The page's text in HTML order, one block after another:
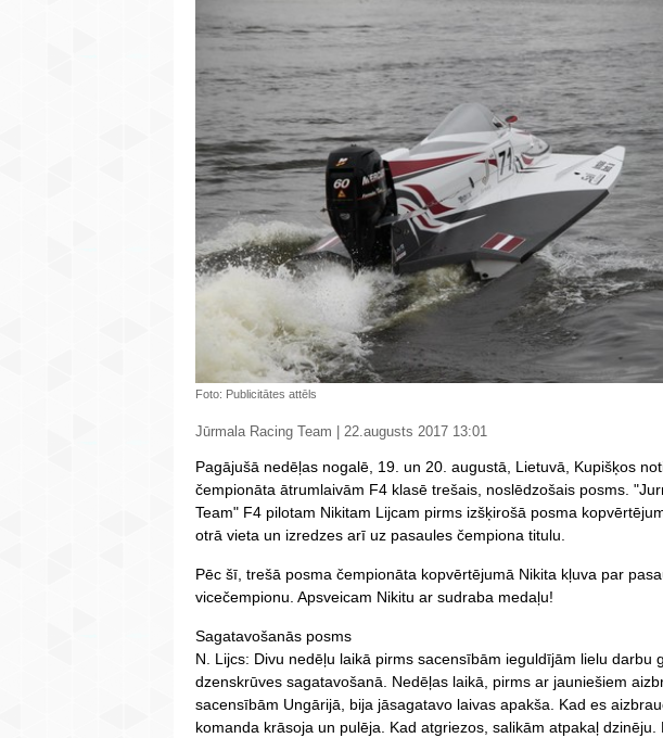
Foto: Publicitātes attēls
Jūrmala Racing Team | 22.augusts 2017 13:01
Pagājušā nedēļas nogalē, 19. un 20. augustā, Lietuvā, Kupišķos
čempionāta ātrumlaivām F4 klasē trešais, noslēdzošais posms.
Team" F4 pilotam Nikitam Lijcam pirms izšķirošā posma
otrā vieta un izredzes arī uz pasaules čempiona titulu.
Pēc šī, trešā posma čempionāta kopvērtējumā Nikita kļuva par
vicečempionu. Apsveicam Nikitu ar sudraba medaļu!
Sagatavošanās posms
N. Lijcs: Divu nedēļu laikā pirms sacensībām ieguldījām lielu darbu
dzenskrūves sagatavošanā. Nedēļas laikā, pirms ar jauniešiem
sacensībām Ungārijā, bija jāsagatavo laivas apakša. Kad es
komanda krāsoja un pulēja. Kad atgriezos, salikām atpakaļ dzinēju.